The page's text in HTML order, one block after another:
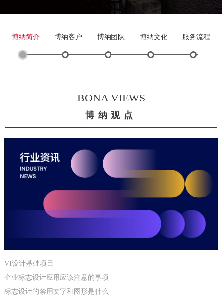
博纳简介 博纳客户 博纳团队 博纳文化 服务流程
BONA VIEWS
博纳观点
VI设计基础项目
企业标志设计应用应该注意的事项
标志设计的禁用文字和图形是什么